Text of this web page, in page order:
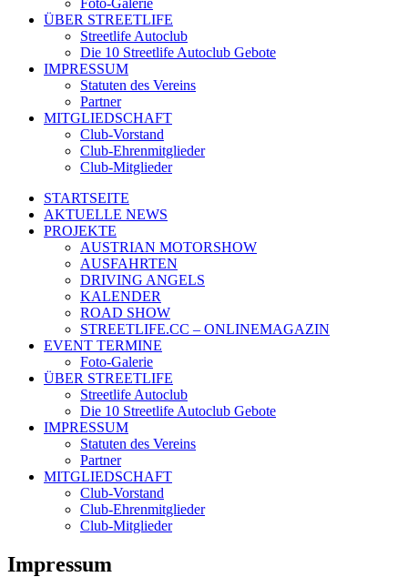
Foto-Galerie
ÜBER STREETLIFE
Streetlife Autoclub
Die 10 Streetlife Autoclub Gebote
IMPRESSUM
Statuten des Vereins
Partner
MITGLIEDSCHAFT
Club-Vorstand
Club-Ehrenmitglieder
Club-Mitglieder
STARTSEITE
AKTUELLE NEWS
PROJEKTE
AUSTRIAN MOTORSHOW
AUSFAHRTEN
DRIVING ANGELS
KALENDER
ROAD SHOW
STREETLIFE.CC – ONLINEMAGAZIN
EVENT TERMINE
Foto-Galerie
ÜBER STREETLIFE
Streetlife Autoclub
Die 10 Streetlife Autoclub Gebote
IMPRESSUM
Statuten des Vereins
Partner
MITGLIEDSCHAFT
Club-Vorstand
Club-Ehrenmitglieder
Club-Mitglieder
Impressum